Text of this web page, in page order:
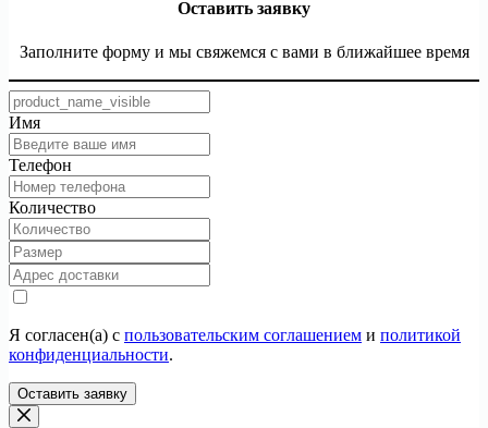
Оставить заявку
Заполните форму и мы свяжемся с вами в ближайшее время
Имя
Телефон
Количество
Я согласен(а) с пользовательским соглашением и политикой
конфиденциальности.
Оставить заявку